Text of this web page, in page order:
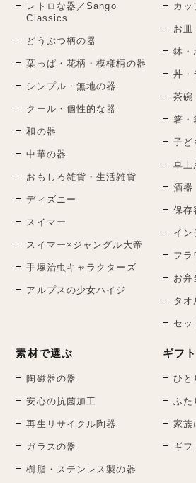
レトロな器／Sango
Classics
どうぶつ柄の器
葉っぱ・花柄・模様柄の器
シンプル・無地の器
クール・個性的な器
和の器
中華の器
おもしろ雑貨・生活雑貨
ディズニー
スイマー
スイマー×ジャングル大帝
手塚治虫キャラクターズ
アルプスの少女ハイジ
カッ
お皿
鉢・
丼・
茶碗
箸・
子ど
卓上
酒器
保存
イン
フラ
お弁
タオ
セッ
素材で選ぶ
陶磁器の器
安心の抗菌加工
再生リサイクル陶器
ガラスの器
樹脂・ステンレス製の器
ギフト
ひと
ふた
家族
ギフ